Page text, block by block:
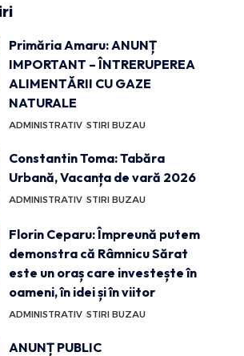
Primăria Amaru: ANUNȚ
IMPORTANT – ÎNTRERUPEREA
ALIMENTĂRII CU GAZE
NATURALE
ADMINISTRATIV STIRI BUZAU
Constantin Toma: Tabăra
Urbană, Vacanța de vară 2026
ADMINISTRATIV STIRI BUZAU
Florin Ceparu: Împreună putem
demonstra că Râmnicu Sărat
este un oraș care investește în
oameni, în idei și în viitor
ADMINISTRATIV STIRI BUZAU
ANUNȚ PUBLIC